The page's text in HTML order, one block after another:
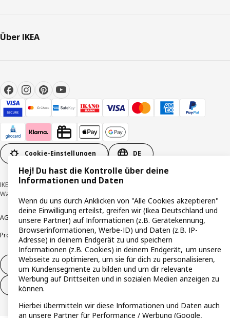
Über IKEA
Cookie-Einstellungen DE
IKEA Deutschland GmbH & Co. KG - Am Wandersmann 2-4, 65719 Hofheim-
Wallau © Inter IKEA Systems B.V. 1999-2026
AGB BarrierefreiheitCookie-RichtlinieDatenschutzerklärungImpressum
ProduktrückrufeResponsible DisclosureVertrauensstelle
Vertrag widerrufen
Vertrag widerrufen (Services & Leistungen)
Hej! Du hast die Kontrolle über deine
Informationen und Daten
Wenn du uns durch Anklicken von "Alle Cookies akzeptieren"
deine Einwilligung erteilst, greifen wir (Ikea Deutschland und
unsere Partner) auf Informationen (z.B. Gerätekennung,
Browserinformationen, Werbe-ID) und Daten (z.B. IP-
Adresse) in deinem Endgerät zu und speichern
Informationen (z.B. Cookies) in deinem Endgerät, um unsere
Webseite zu optimieren, um sie für dich zu personalisieren,
um Kundensegmente zu bilden und um dir relevante
Werbung auf Drittseiten und in sozialen Medien anzeigen zu
können.
Hierbei übermitteln wir diese Informationen und Daten auch
an unsere Partner für Performance / Werbung (Google,